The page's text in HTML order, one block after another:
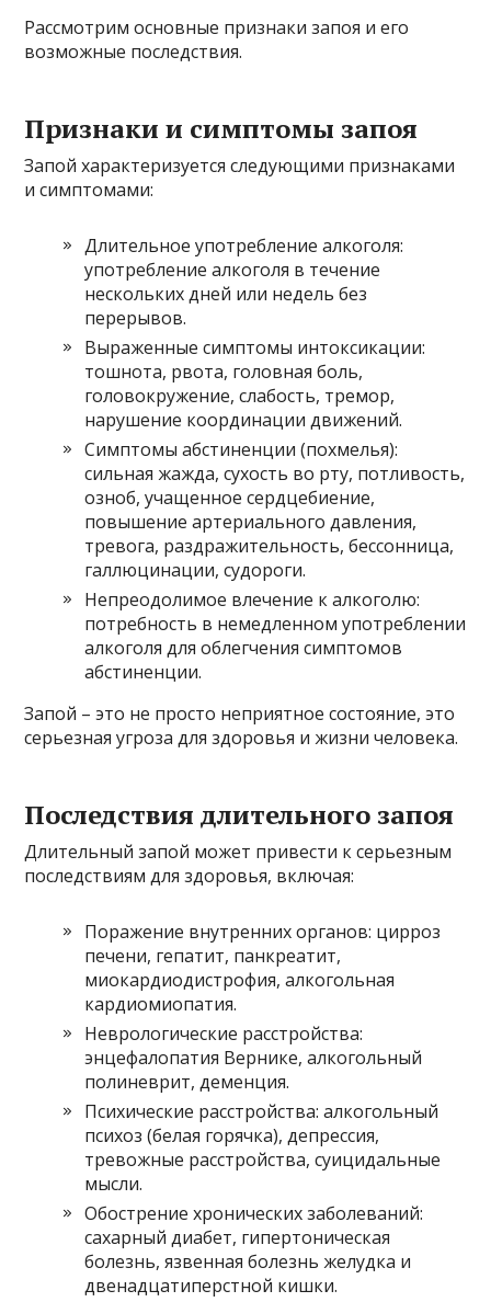
Рассмотрим основные признаки запоя и его
возможные последствия.
Признаки и симптомы запоя
Запой характеризуется следующими признаками
и симптомами:
Длительное употребление алкоголя:
употребление алкоголя в течение
нескольких дней или недель без
перерывов.
Выраженные симптомы интоксикации:
тошнота, рвота, головная боль,
головокружение, слабость, тремор,
нарушение координации движений.
Симптомы абстиненции (похмелья):
сильная жажда, сухость во рту, потливость,
озноб, учащенное сердцебиение,
повышение артериального давления,
тревога, раздражительность, бессонница,
галлюцинации, судороги.
Непреодолимое влечение к алкоголю:
потребность в немедленном употреблении
алкоголя для облегчения симптомов
абстиненции.
Запой – это не просто неприятное состояние, это
серьезная угроза для здоровья и жизни человека.
Последствия длительного запоя
Длительный запой может привести к серьезным
последствиям для здоровья, включая:
Поражение внутренних органов: цирроз
печени, гепатит, панкреатит,
миокардиодистрофия, алкогольная
кардиомиопатия.
Неврологические расстройства:
энцефалопатия Вернике, алкогольный
полиневрит, деменция.
Психические расстройства: алкогольный
психоз (белая горячка), депрессия,
тревожные расстройства, суицидальные
мысли.
Обострение хронических заболеваний:
сахарный диабет, гипертоническая
болезнь, язвенная болезнь желудка и
двенадцатиперстной кишки.